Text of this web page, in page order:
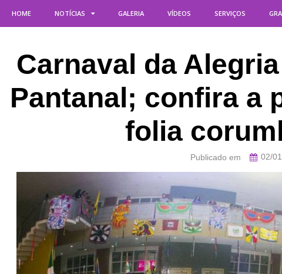
HOME NOTÍCIAS GALERIA VÍDEOS SERVIÇOS
Carnaval da
Pantanal; confira a
folia
Publicado em 02/